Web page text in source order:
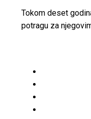
Tokom deset
potragu za